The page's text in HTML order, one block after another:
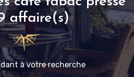
affaire(s)
à votre recherche